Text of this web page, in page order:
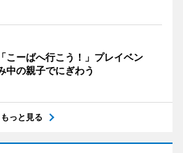
こーばへ行こう！」プレイベン
中の親子でにぎわう
もっと見る